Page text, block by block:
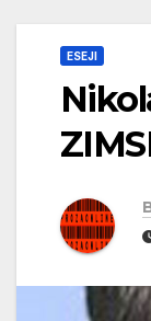
ESEJI